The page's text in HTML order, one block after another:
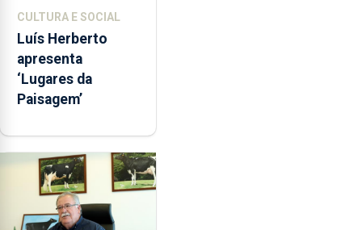
CULTURA E SOCIAL
Luís Herberto
apresenta
‘Lugares da
Paisagem’